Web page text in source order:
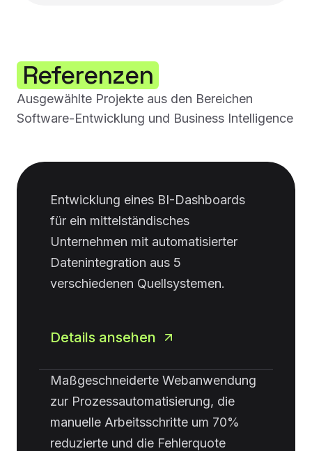
Referenzen
Ausgewählte Projekte aus den Bereichen
Software-Entwicklung und Business Intelligence
Entwicklung eines BI-Dashboards
für ein mittelständisches
Unternehmen mit automatisierter
Datenintegration aus 5
verschiedenen Quellsystemen.
Details ansehen
Maßgeschneiderte Webanwendung
zur Prozessautomatisierung, die
manuelle Arbeitsschritte um 70%
reduzierte und die Fehlerquote